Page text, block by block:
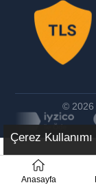
© 2026
Çerez Kullanımı
Anasayfa